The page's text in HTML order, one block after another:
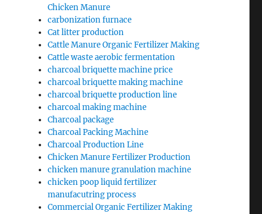
Chicken Manure
carbonization furnace
Cat litter production
Cattle Manure Organic Fertilizer Making
Cattle waste aerobic fermentation
charcoal briquette machine price
charcoal briquette making machine
charcoal briquette production line
charcoal making machine
Charcoal package
Charcoal Packing Machine
Charcoal Production Line
Chicken Manure Fertilizer Production
chicken manure granulation machine
chicken poop liquid fertilizer
manufacutring process
Commercial Organic Fertilizer Making